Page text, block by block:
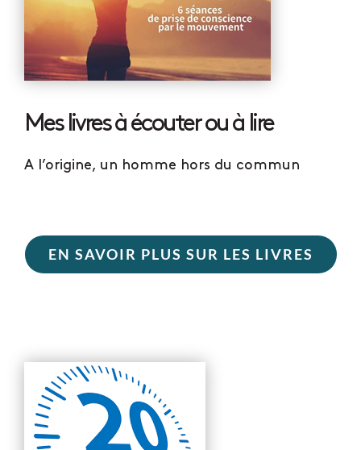
Mes livres à écouter ou à lire
A l’origine, un homme hors du commun
EN SAVOIR PLUS SUR LES LIVRES